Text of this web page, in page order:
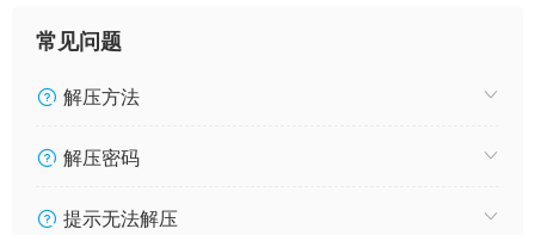
常见问题
解压方法
解压密码
提示无法解压